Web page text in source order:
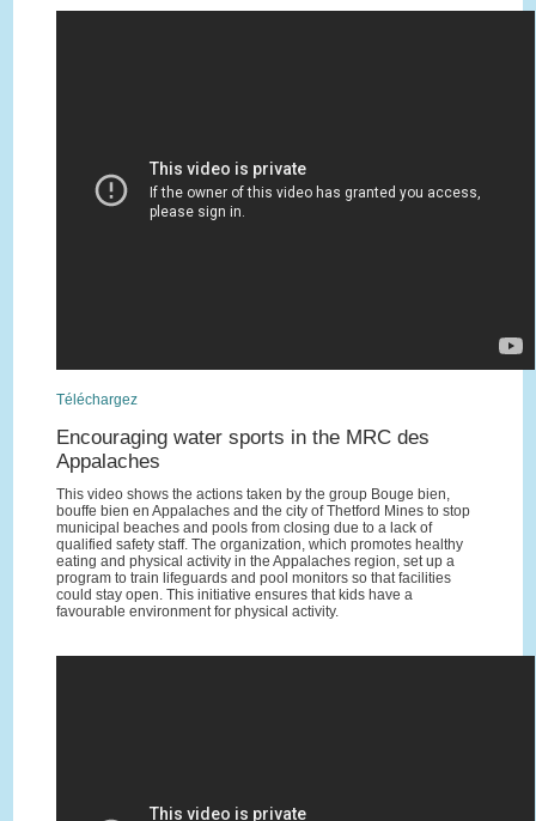
Téléchargez
Encouraging water sports in the MRC des
Appalaches
This video shows the actions taken by the group Bouge bien,
bouffe bien en Appalaches and the city of Thetford Mines to stop
municipal beaches and pools from closing due to a lack of
qualified safety staff. The organization, which promotes healthy
eating and physical activity in the Appalaches region, set up a
program to train lifeguards and pool monitors so that facilities
could stay open. This initiative ensures that kids have a
favourable environment for physical activity.